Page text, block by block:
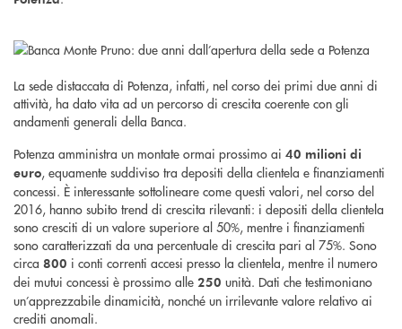
La sede distaccata di Potenza, infatti, nel corso dei primi due anni di
attività, ha dato vita ad un percorso di crescita coerente con gli
andamenti generali della Banca.
Potenza amministra un montate ormai prossimo ai 40 milioni di
euro, equamente suddiviso tra depositi della clientela e finanziamenti
concessi. È interessante sottolineare come questi valori, nel corso del
2016, hanno subito trend di crescita rilevanti: i depositi della clientela
sono cresciti di un valore superiore al 50%, mentre i finanziamenti
sono caratterizzati da una percentuale di crescita pari al 75%. Sono
circa 800 i conti correnti accesi presso la clientela, mentre il numero
dei mutui concessi è prossimo alle 250 unità. Dati che testimoniano
un’apprezzabile dinamicità, nonché un irrilevante valore relativo ai
crediti anomali.